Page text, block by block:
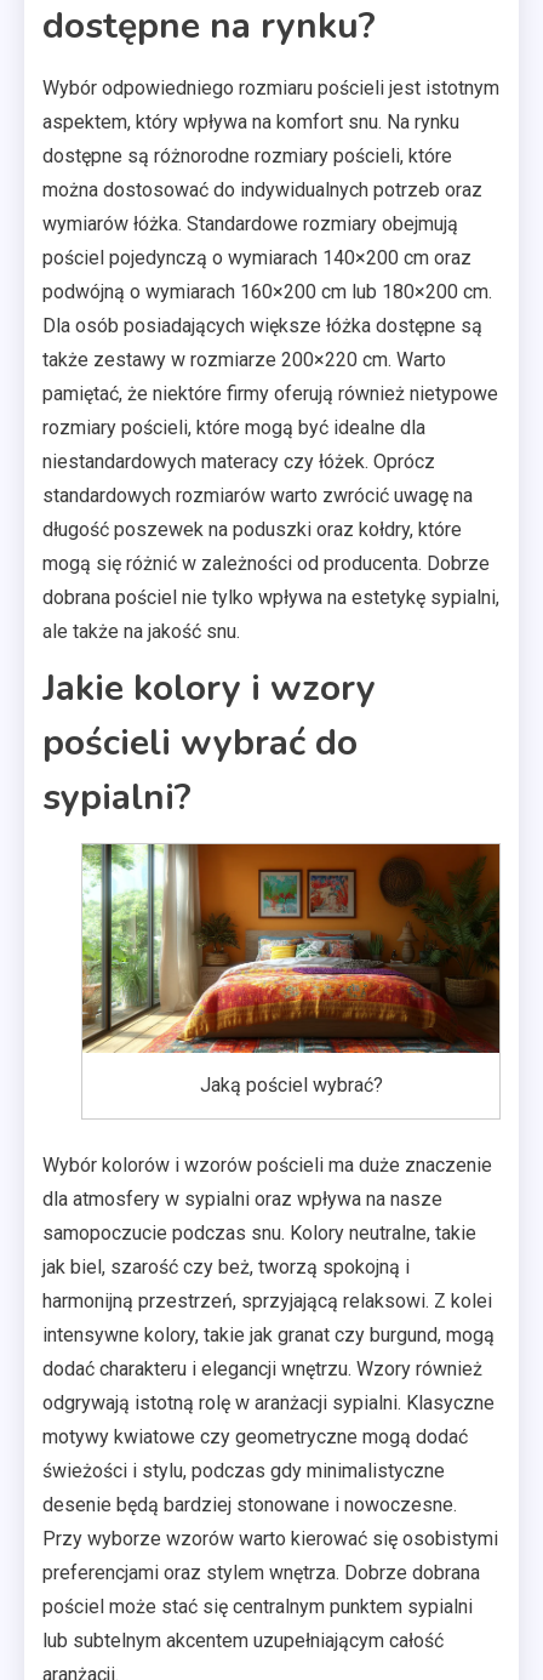
dostępne na rynku?
Wybór odpowiedniego rozmiaru pościeli jest istotnym
aspektem, który wpływa na komfort snu. Na rynku
dostępne są różnorodne rozmiary pościeli, które
można dostosować do indywidualnych potrzeb oraz
wymiarów łóżka. Standardowe rozmiary obejmują
pościel pojedynczą o wymiarach 140×200 cm oraz
podwójną o wymiarach 160×200 cm lub 180×200 cm.
Dla osób posiadających większe łóżka dostępne są
także zestawy w rozmiarze 200×220 cm. Warto
pamiętać, że niektóre firmy oferują również nietypowe
rozmiary pościeli, które mogą być idealne dla
niestandardowych materacy czy łóżek. Oprócz
standardowych rozmiarów warto zwrócić uwagę na
długość poszewek na poduszki oraz kołdry, które
mogą się różnić w zależności od producenta. Dobrze
dobrana pościel nie tylko wpływa na estetykę sypialni,
ale także na jakość snu.
Jakie kolory i wzory
pościeli wybrać do
sypialni?
Jaką pościel wybrać?
Wybór kolorów i wzorów pościeli ma duże znaczenie
dla atmosfery w sypialni oraz wpływa na nasze
samopoczucie podczas snu. Kolory neutralne, takie
jak biel, szarość czy beż, tworzą spokojną i
harmonijną przestrzeń, sprzyjającą relaksowi. Z kolei
intensywne kolory, takie jak granat czy burgund, mogą
dodać charakteru i elegancji wnętrzu. Wzory również
odgrywają istotną rolę w aranżacji sypialni. Klasyczne
motywy kwiatowe czy geometryczne mogą dodać
świeżości i stylu, podczas gdy minimalistyczne
desenie będą bardziej stonowane i nowoczesne.
Przy wyborze wzorów warto kierować się osobistymi
preferencjami oraz stylem wnętrza. Dobrze dobrana
pościel może stać się centralnym punktem sypialni
lub subtelnym akcentem uzupełniającym całość
aranżacji.